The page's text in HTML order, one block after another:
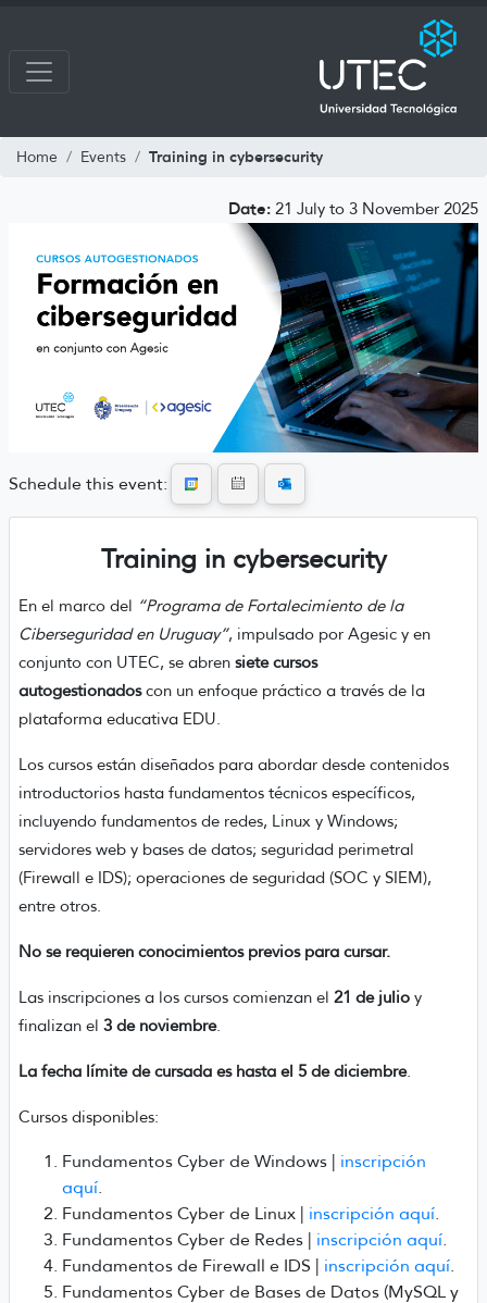
Home Events Training in cybersecurity
Date: 21 July to 3 November 2025
Schedule this event:
Training in cybersecurity
En el marco del “Programa de Fortalecimiento de la
Ciberseguridad en Uruguay”, impulsado por Agesic y en
conjunto con UTEC, se abren siete cursos
autogestionados con un enfoque práctico a través de la
plataforma educativa EDU.
Los cursos están diseñados para abordar desde contenidos
introductorios hasta fundamentos técnicos específicos,
incluyendo fundamentos de redes, Linux y Windows;
servidores web y bases de datos; seguridad perimetral
(Firewall e IDS); operaciones de seguridad (SOC y SIEM),
entre otros.
No se requieren conocimientos previos para cursar.
Las inscripciones a los cursos comienzan el 21 de julio y
finalizan el 3 de noviembre.
La fecha límite de cursada es hasta el 5 de diciembre.
Cursos disponibles:
Fundamentos Cyber de Windows | inscripción
aquí
Fundamentos Cyber de Linux | inscripción aquí
Fundamentos Cyber de Redes | inscripción aquí
Fundamentos de Firewall e IDS | inscripción aquí
Fundamentos Cyber de Bases de Datos (MySQL y